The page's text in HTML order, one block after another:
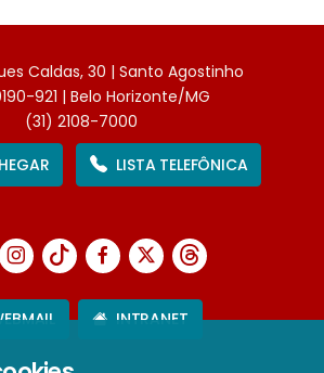
Caldas, 30 | Santo Agostinho
921 | Belo Horizonte/MG
(31) 2108-7000
LISTA TELEFÔNICA
INTRANET